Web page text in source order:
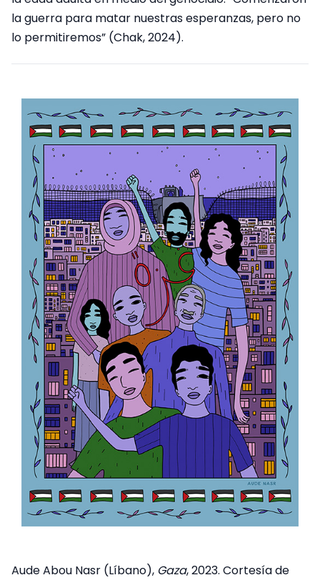
la guerra para matar nuestras esperanzas, pero no
lo permitiremos” (Chak, 2024).
Aude Abou Nasr (Líbano), Gaza, 2023. Cortesía de